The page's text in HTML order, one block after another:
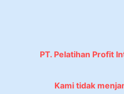
PT. Pelatihan Profit
Kami tidak